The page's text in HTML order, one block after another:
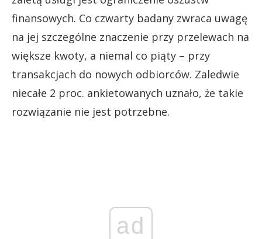
finansowych. Co czwarty badany zwraca uwagę
na jej szczególne znaczenie przy przelewach na
większe kwoty, a niemal co piąty – przy
transakcjach do nowych odbiorców. Zaledwie
niecałe 2 proc. ankietowanych uznało, że takie
rozwiązanie nie jest potrzebne.
ad